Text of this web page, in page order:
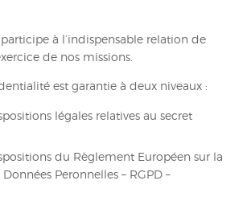
CONTACT
à l’indispensable relation de
de nos missions.
est garantie à deux niveaux :
légales relatives au secret
du Règlement Européen sur la
Peronnelles – RGPD –